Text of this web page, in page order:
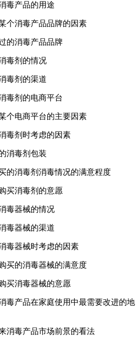
毒产品的用途
个消毒产品品牌的因素
的消毒产品品牌
毒剂的情况
毒剂的渠道
毒剂的电商平台
个电商平台的主要因素
毒剂时考虑的因素
消毒剂包装
的消毒剂消毒情况的满意程度
买消毒剂的意愿
毒器械的情况
毒器械的渠道
毒器械时考虑的因素
买的消毒器械的满意度
买消毒器械的意愿
毒产品在家庭使用中最需要改进的地
消毒产品市场前景的看法